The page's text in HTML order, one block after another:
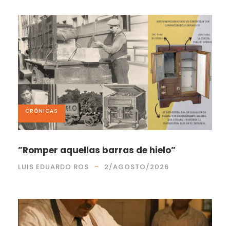
CRÓNICAS
”Romper aquellas barras de hielo”
LUIS EDUARDO ROS 2/AGOSTO/2026